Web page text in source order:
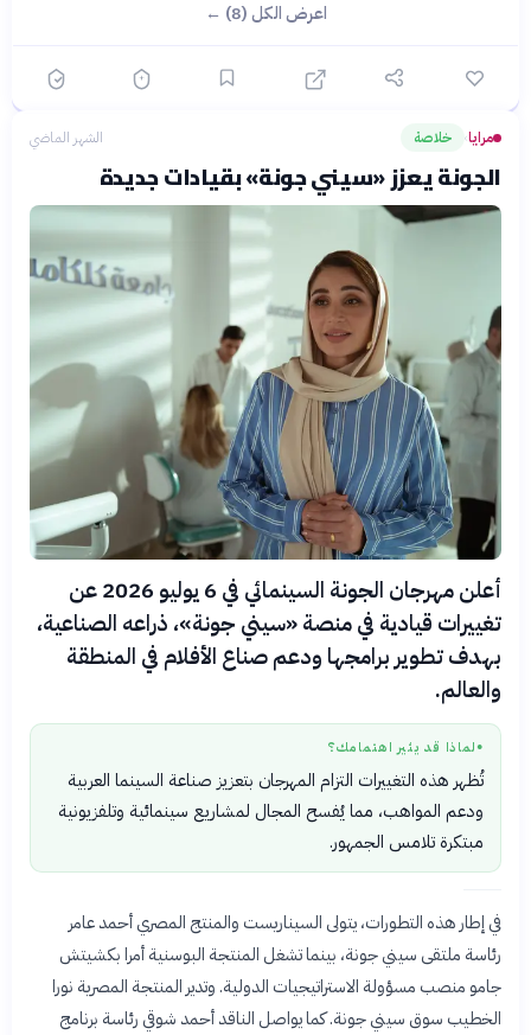
اعرض الكل (8) ←
مرايا› خلاصة الشهر الماضي
الجونة يعزز «سيني جونة» بقيادات جديدة
أعلن مهرجان الجونة السينمائي في 6 يوليو 2026 عن
تغييرات قيادية في منصة «سيني جونة»، ذراعه الصناعية،
بهدف تطوير برامجها ودعم صناع الأفلام في المنطقة
والعالم.
● لماذا قد يثير اهتمامك؟
تُظهر هذه التغييرات التزام المهرجان بتعزيز صناعة السينما العربية
ودعم المواهب، مما يُفسح المجال لمشاريع سينمائية وتلفزيونية
مبتكرة تلامس الجمهور.
في إطار هذه التطورات، يتولى السيناريست والمنتج المصري أحمد عامر
رئاسة ملتقى سيني جونة، بينما تشغل المنتجة البوسنية أمرا بكشيتش
جامو منصب مسؤولة الاستراتيجيات الدولية. وتدير المنتجة المصرية نورا
الخطيب سوق سيني جونة. كما يواصل الناقد أحمد شوقي رئاسة برنامج